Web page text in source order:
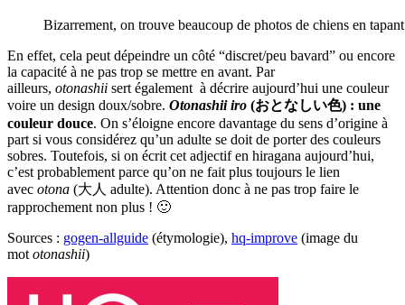
Bizarrement, on trouve beaucoup de photos de chiens en
En effet, cela peut dépeindre un côté “discret/peu bavard” ou encore
la capacité à ne pas trop se mettre en avant. Par
ailleurs, otonashii sert également à décrire aujourd’hui une couleur
voire un design doux/sobre. Otonashii iro (おとなしい色) : une
couleur douce. On s’éloigne encore davantage du sens d’origine à
part si vous considérez qu’un adulte se doit de porter des couleurs
sobres. Toutefois, si on écrit cet adjectif en hiragana aujourd’hui,
c’est probablement parce qu’on ne fait plus toujours le lien
avec otona (大人 adulte). Attention donc à ne pas trop faire le
rapprochement non plus ! 🙂
Sources : gogen-allguide (étymologie), hq-improve (image du
mototonashii)